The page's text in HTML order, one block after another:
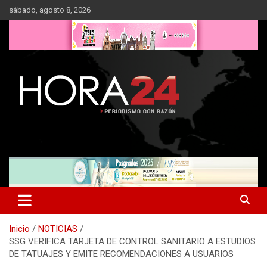
Saltar
al
sábado, agosto 8, 2026
Inicio
NOTICIAS
SSG VERIFICA TARJETA DE CONTROL SANITARIO A ESTUDIOS
DE TATUAJES Y EMITE RECOMENDACIONES A USUARIOS